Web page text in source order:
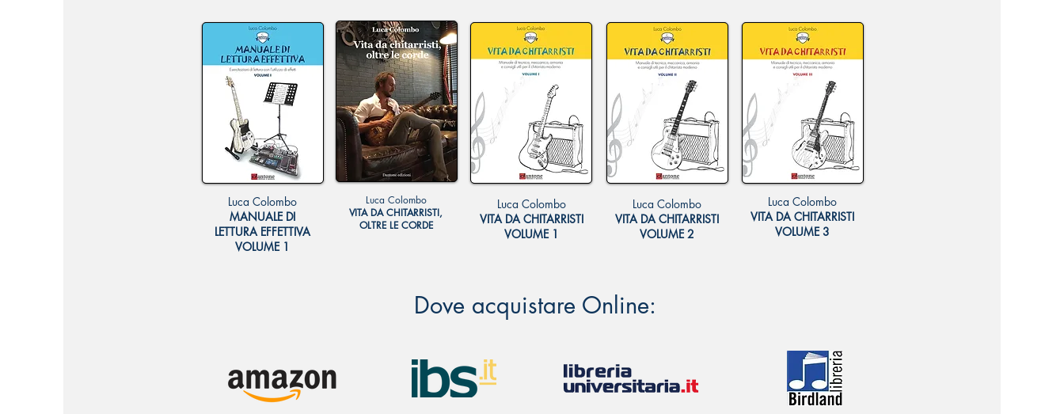
Luca Colombo
VITA DA CHITARRISTI,
OLTRE LE CORDE
Luca Colombo
VITA DA CHITARRISTI
VOLUME 1
Dove acquistare Online:
Luca Colombo
VITA DA CHITARRISTI
VOLUME 2
Luca Colombo
VITA DA CHITARRISTI
VOLUME 3
Luca Colombo
MANUALE DI
LETTURA EFFETTIVA
VOLUME 1